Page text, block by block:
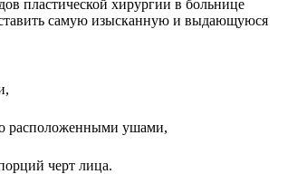
пластической хирургии в больнице
самую изысканную и выдающуюся
расположенными ушами,
черт лица.